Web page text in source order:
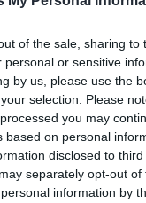
of the sale, sharing to
personal or sensitive
by us, please use the
selection. Please
you may
based on personal
disclosed to
separately opt-out of
information by
νύχτας που
έφυγε στις 19